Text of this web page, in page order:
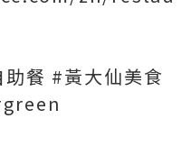
餐 #黃大仙美食